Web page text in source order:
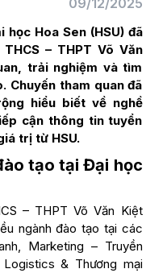
09/12/2025
Hoa Sen (HSU) đã
– THPT Võ Văn
trải nghiệm và tìm
Chuyến tham quan đã
hiểu biết về nghề
cận thông tin tuyển
trị từ HSU.
tạo tại Đại học
– THPT Võ Văn Kiệt
ngành đào tạo tại các
Marketing – Truyền
& Thương mại